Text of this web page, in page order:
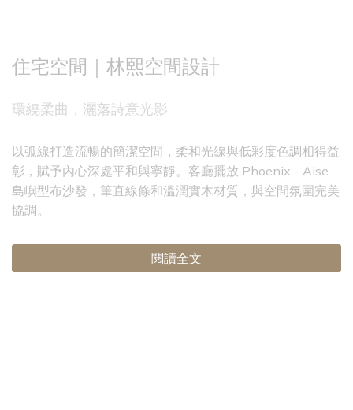
住宅空間｜林熙空間設計
環繞柔曲，灑落詩意光影
以弧線打造流暢的簡潔空間，柔和光線與低彩度色調相得益
彰，賦予內心深處平和與寧靜。客廳擺放 Phoenix - Aise
島嶼型布沙發，筆直線條和溫潤實木材質，與空間氛圍完美
協調。
閱讀全文